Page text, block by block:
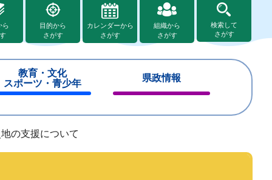
ら
目的から
さがす
カレンダーから
さがす
組織から
さがす
検索して
さがす
教育・文化
スポーツ・青少年
県政情報
じ
の支援について